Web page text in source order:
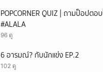
POPCORNER QUIZ | ถามป็อปตอ
#ALALA
96 ดู
6 อารมณ์? กับนักแข่ง EP.2
102 ดู